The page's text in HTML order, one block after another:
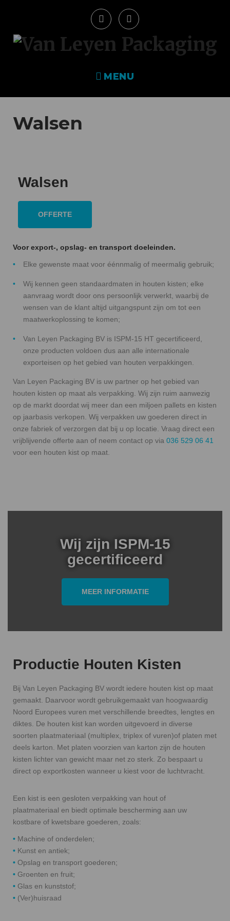
MENU
Walsen
Walsen
OFFERTE
Voor export-, opslag- en transport doeleinden.
Elke gewenste maat voor éénnmalig of meermalig gebruik;
Wij kennen geen standaardmaten in houten kisten; elke
aanvraag wordt door ons persoonlijk verwerkt, waarbij de
wensen van de klant altijd uitgangspunt zijn om tot een
maatwerkoplossing te komen;
Van Leyen Packaging BV is ISPM-15 HT gecertificeerd,
onze producten voldoen dus aan alle internationale
exporteisen op het gebied van houten verpakkingen.
Van Leyen Packaging BV is uw partner op het gebied van
houten kisten op maat als verpakking. Wij zijn ruim aanwezig
op de markt doordat wij meer dan een miljoen pallets en kisten
op jaarbasis verkopen. Wij verpakken uw goederen direct in
onze fabriek of verzorgen dat bij u op locatie. Vraag direct een
vrijblijvende offerte aan of neem contact op via 036 529 06 41
voor een houten kist op maat.
Wij zijn ISPM-15
gecertificeerd
MEER INFORMATIE
Productie Houten Kisten
Bij Van Leyen Packaging BV wordt iedere houten kist op maat
gemaakt. Daarvoor wordt gebruikgemaakt van hoogwaardig
Noord Europees vuren met verschillende breedtes, lengtes en
diktes. De houten kist kan worden uitgevoerd in diverse
soorten plaatmateriaal (multiplex, triplex of vuren)of platen met
deels karton. Met platen voorzien van karton zijn de houten
kisten lichter van gewicht maar net zo sterk. Zo bespaart u
direct op exportkosten wanneer u kiest voor de luchtvracht.
Een kist is een gesloten verpakking van hout of
plaatmateriaal en biedt optimale bescherming aan uw
kostbare of kwetsbare goederen, zoals:
• Machine of onderdelen;
• Kunst en antiek;
• Opslag en transport goederen;
• Groenten en fruit;
• Glas en kunststof;
• (Ver)huisraad